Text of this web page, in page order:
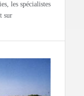
les spécialistes
sur